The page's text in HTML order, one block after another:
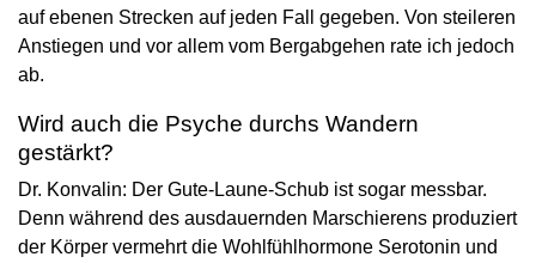
auf ebenen Strecken auf jeden Fall gegeben. Von steileren
Anstiegen und vor allem vom Bergabgehen rate ich jedoch
ab.
Wird auch die Psyche durchs Wandern
gestärkt?
Dr. Konvalin: Der Gute-Laune-Schub ist sogar messbar.
Denn während des ausdauernden Marschierens produziert
der Körper vermehrt die Wohlfühlhormone Serotonin und